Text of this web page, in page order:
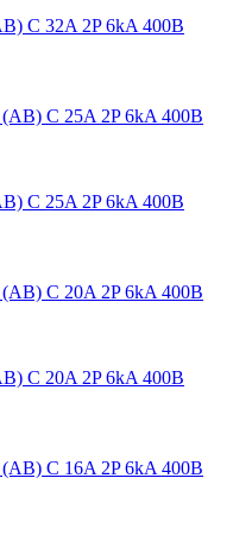
C 32A 2P 6kA 400В
C 25A 2P 6kA 400В
C 20A 2P 6kA 400В